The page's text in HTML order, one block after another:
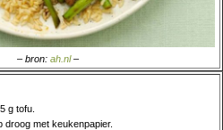
– bron:ah.nl–
g tofu.
droog met keukenpapier.